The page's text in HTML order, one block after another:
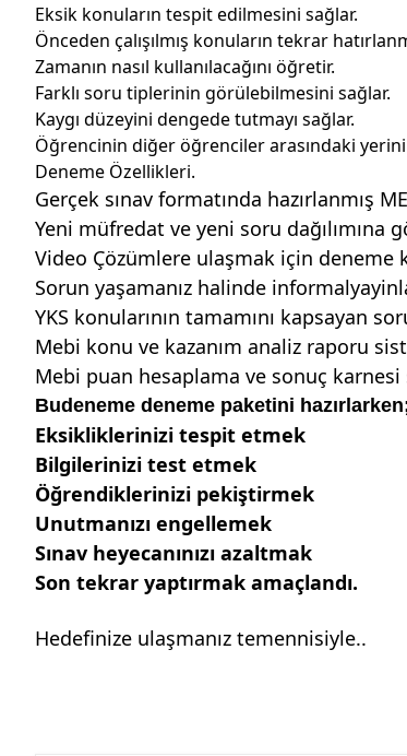
Eksik konuların tespit edilmesini sağlar.
Önceden çalışılmış konuların tekrar
Zamanın nasıl kullanılacağını öğretir.
Farklı soru tiplerinin görülebilmesini sağlar.
Kaygı düzeyini dengede tutmayı sağlar.
Öğrencinin diğer öğrenciler arasındaki
Deneme Özellikleri.
Gerçek sınav formatında hazırlanmış
Yeni müfredat ve yeni soru dağılımına
Video Çözümlere ulaşmak için deneme
Sorun yaşamanız halinde
YKS konularının tamamını kapsayan
Mebi konu ve kazanım analiz raporu
Mebi puan hesaplama ve sonuç
Budeneme deneme paketini
Eksikliklerinizi tespit etmek
Bilgilerinizi test etmek
Öğrendiklerinizi pekiştirmek
Unutmanızı engellemek
Sınav heyecanınızı azaltmak
Son tekrar yaptırmak amaçlandı.
Hedefinize ulaşmanız temennisiyle..